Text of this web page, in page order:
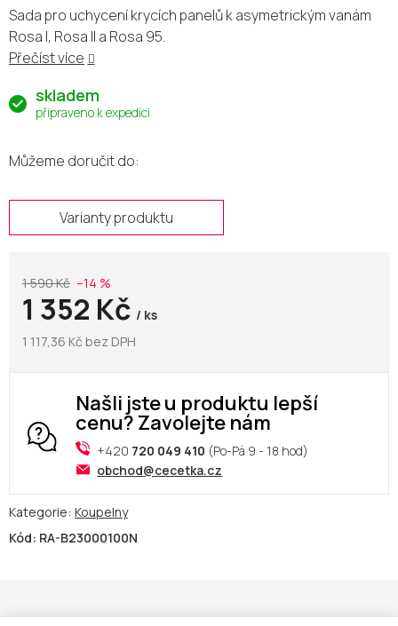
Můžeme doručit do:
1 590 Kč –14 %
1 352 Kč / ks
1 117,36 Kč bez DPH
Našli jste u produktu lepší
cenu? Zavolejte nám
+420 720 049 410 (Po-Pá 9 - 18 hod)
obchod@cecetka.cz
Varianty produktu
Sada pro uchycení krycích panelů k asymetrickým vanám
Rosa I, Rosa II a Rosa 95.
Přečíst více
Kategorie: Koupelny
Kód: RA-B23000100N
skladem
připraveno k expedici